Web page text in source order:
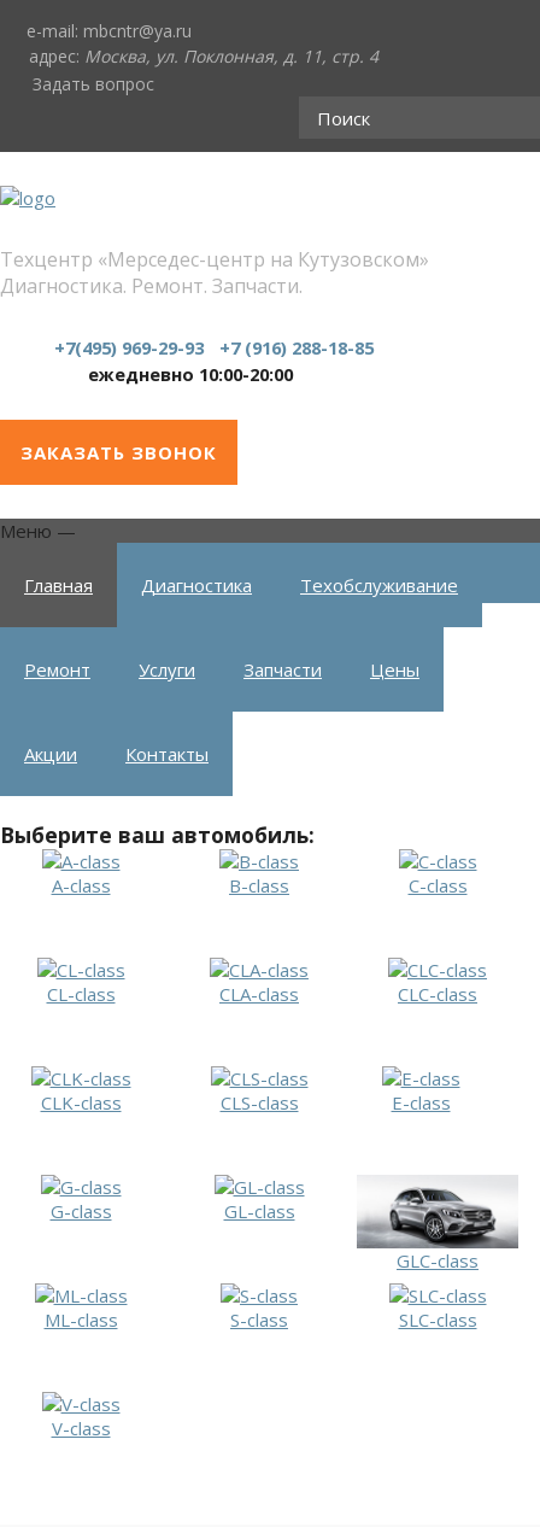
e-mail: mbcntr@ya.ru
адрес: Москва, ул. Поклонная, д. 11, стр. 4
Задать вопрос
Техцентр «Мерседес-центр на Кутузовском»
Диагностика. Ремонт. Запчасти.
+7(495) 969-29-93
+7 (916) 288-18-85
ежедневно 10:00-20:00
ЗАКАЗАТЬ ЗВОНОК
Меню —
Главная Диагностика Техобслуживание
Ремонт Услуги Запчасти Цены
Акции Контакты
Выберите ваш автомобиль:
A-class B-class C-class
CL-class CLA-class CLC-class
CLK-class CLS-class E-class
G-class GL-class
GLC-class
ML-class S-class SLC-class
V-class